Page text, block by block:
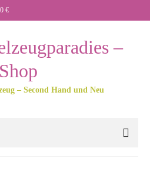
€
– Second Hand und Neu